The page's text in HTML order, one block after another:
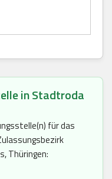
in Stadtroda
für das
Thüringen: